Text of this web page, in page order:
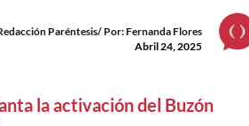
Paréntesis/ Por: Fernanda Flores
Abril 24, 2025
la activación del Buzón